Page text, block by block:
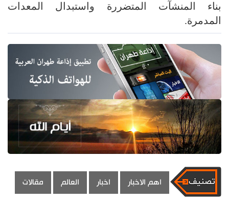
بناء المنشآت المتضررة واستبدال المعدات
المدمرة.
اهم الاخبار اخبار العالم مقالات